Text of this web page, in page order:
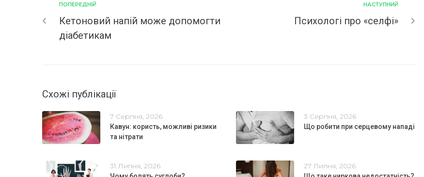
ПОПЕРЕДНІЙ
Кетоновий напій може допомогти
діабетикам
НАСТУПНИЙ
Психологі про «селфі»
Схожі публікації
7 Серпня, 2026
Кавун: користь, можливі ризики
та нітрати
3 Серпня, 2026
Що робити при серцевому нападі
31 Липня, 2026 27 Липня, 2026